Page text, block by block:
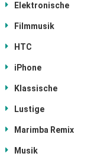
Elektronische
Filmmusik
HTC
iPhone
Klassische
Lustige
Marimba Remix
Musik